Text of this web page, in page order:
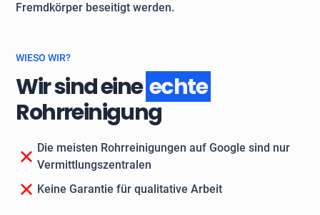
Fremdkörper beseitigt werden.
WIESO WIR?
Wir sind eineechte
Rohrreinigung
Die meisten Rohrreinigungen auf Google sind nur
Vermittlungszentralen
Keine Garantie für qualitative Arbeit